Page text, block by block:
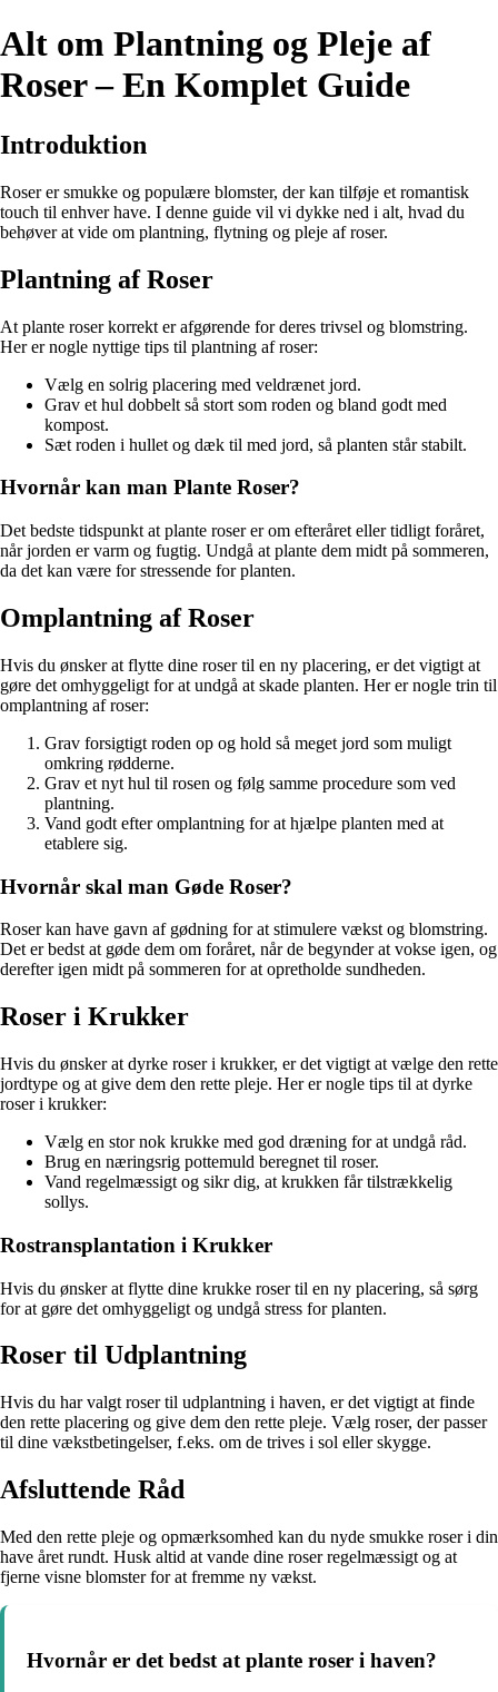
Alt om Plantning og Pleje af
Roser – En Komplet Guide
Introduktion
Roser er smukke og populære blomster, der kan tilføje et romantisk
touch til enhver have. I denne guide vil vi dykke ned i alt, hvad du
behøver at vide om plantning, flytning og pleje af roser.
Plantning af Roser
At plante roser korrekt er afgørende for deres trivsel og blomstring.
Her er nogle nyttige tips til plantning af roser:
Vælg en solrig placering med veldrænet jord.
Grav et hul dobbelt så stort som roden og bland godt med
kompost.
Sæt roden i hullet og dæk til med jord, så planten står stabilt.
Hvornår kan man Plante Roser?
Det bedste tidspunkt at plante roser er om efteråret eller tidligt foråret,
når jorden er varm og fugtig. Undgå at plante dem midt på sommeren,
da det kan være for stressende for planten.
Omplantning af Roser
Hvis du ønsker at flytte dine roser til en ny placering, er det vigtigt at
gøre det omhyggeligt for at undgå at skade planten. Her er nogle trin til
omplantning af roser:
Grav forsigtigt roden op og hold så meget jord som muligt
omkring rødderne.
Grav et nyt hul til rosen og følg samme procedure som ved
plantning.
Vand godt efter omplantning for at hjælpe planten med at
etablere sig.
Hvornår skal man Gøde Roser?
Roser kan have gavn af gødning for at stimulere vækst og blomstring.
Det er bedst at gøde dem om foråret, når de begynder at vokse igen, og
derefter igen midt på sommeren for at opretholde sundheden.
Roser i Krukker
Hvis du ønsker at dyrke roser i krukker, er det vigtigt at vælge den rette
jordtype og at give dem den rette pleje. Her er nogle tips til at dyrke
roser i krukker:
Vælg en stor nok krukke med god dræning for at undgå råd.
Brug en næringsrig pottemuld beregnet til roser.
Vand regelmæssigt og sikr dig, at krukken får tilstrækkelig
sollys.
Rostransplantation i Krukker
Hvis du ønsker at flytte dine krukke roser til en ny placering, så sørg
for at gøre det omhyggeligt og undgå stress for planten.
Roser til Udplantning
Hvis du har valgt roser til udplantning i haven, er det vigtigt at finde
den rette placering og give dem den rette pleje. Vælg roser, der passer
til dine vækstbetingelser, f.eks. om de trives i sol eller skygge.
Afsluttende Råd
Med den rette pleje og opmærksomhed kan du nyde smukke roser i din
have året rundt. Husk altid at vande dine roser regelmæssigt og at
fjerne visne blomster for at fremme ny vækst.
Hvornår er det bedst at plante roser i haven?